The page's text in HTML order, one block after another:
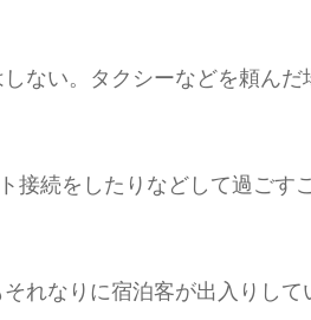
ない。タクシーなどを頼ん
続をしたりなどして過ご
れなりに宿泊客が出入りし